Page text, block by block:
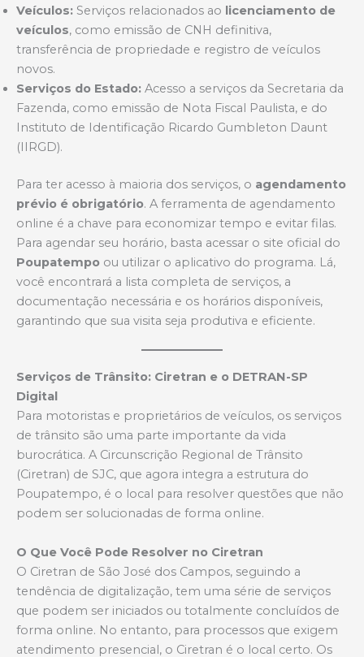
Veículos: Serviços relacionados ao licenciamento de
veículos, como emissão de CNH definitiva,
transferência de propriedade e registro de veículos
novos.
Serviços do Estado: Acesso a serviços da Secretaria da
Fazenda, como emissão de Nota Fiscal Paulista, e do
Instituto de Identificação Ricardo Gumbleton Daunt
(IIRGD).
Para ter acesso à maioria dos serviços, o agendamento
prévio é obrigatório. A ferramenta de agendamento
online é a chave para economizar tempo e evitar filas.
Para agendar seu horário, basta acessar o site oficial do
Poupatempo ou utilizar o aplicativo do programa. Lá,
você encontrará a lista completa de serviços, a
documentação necessária e os horários disponíveis,
garantindo que sua visita seja produtiva e eficiente.
Serviços de Trânsito: Ciretran e o DETRAN-SP
Digital
Para motoristas e proprietários de veículos, os serviços
de trânsito são uma parte importante da vida
burocrática. A Circunscrição Regional de Trânsito
(Ciretran) de SJC, que agora integra a estrutura do
Poupatempo, é o local para resolver questões que não
podem ser solucionadas de forma online.
O Que Você Pode Resolver no Ciretran
O Ciretran de São José dos Campos, seguindo a
tendência de digitalização, tem uma série de serviços
que podem ser iniciados ou totalmente concluídos de
forma online. No entanto, para processos que exigem
atendimento presencial, o Ciretran é o local certo. Os